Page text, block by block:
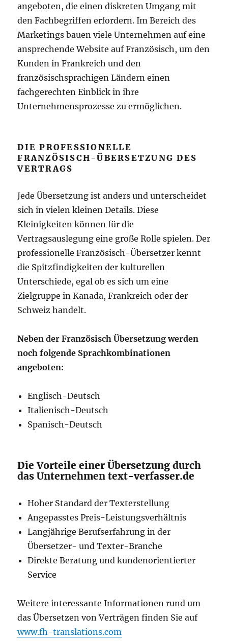
angeboten, die einen diskreten Umgang mit
den Fachbegriffen erfordern. Im Bereich des
Marketings bauen viele Unternehmen auf eine
ansprechende Website auf Französisch, um den
Kunden in Frankreich und den
französischsprachigen Ländern einen
fachgerechten Einblick in ihre
Unternehmensprozesse zu ermöglichen.
DIE PROFESSIONELLE
FRANZÖSISCH-ÜBERSETZUNG DES
VERTRAGS
Jede Übersetzung ist anders und unterscheidet
sich in vielen kleinen Details. Diese
Kleinigkeiten können für die
Vertragsauslegung eine große Rolle spielen. Der
professionelle Französisch-Übersetzer kennt
die Spitzfindigkeiten der kulturellen
Unterschiede, egal ob es sich um eine
Zielgruppe in Kanada, Frankreich oder der
Schweiz handelt.
Neben der Französisch Übersetzung werden
noch folgende Sprachkombinationen
angeboten:
Englisch-Deutsch
Italienisch-Deutsch
Spanisch-Deutsch
Die Vorteile einer Übersetzung durch
das Unternehmen text-verfasser.de
Hoher Standard der Texterstellung
Angepasstes Preis-Leistungsverhältnis
Langjährige Berufserfahrung in der
Übersetzer- und Texter-Branche
Direkte Beratung und kundenorientierter
Service
Weitere interessante Informationen rund um
das Übersetzen von Verträgen finden Sie auf
www.fh-translations.com